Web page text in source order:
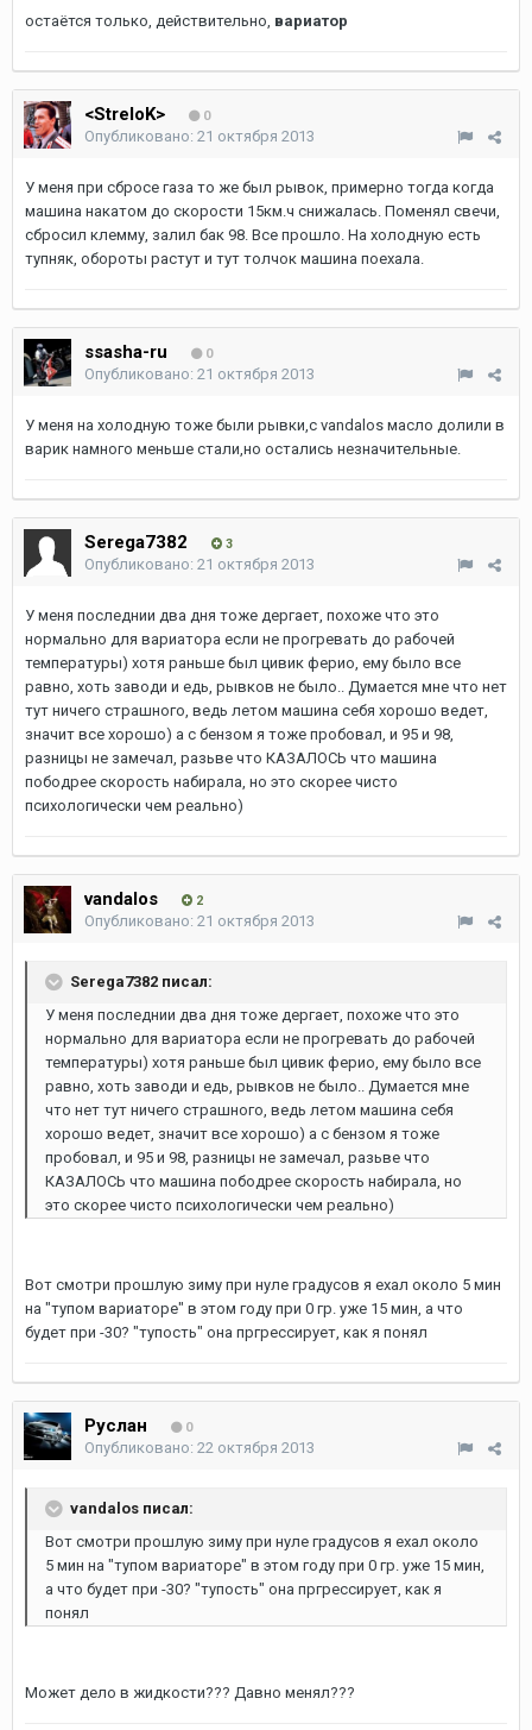
остаётся только, действительно, вариатор
<StreloK> 0
Опубликовано: 21 октября 2013
У меня при сбросе газа то же был рывок, примерно тогда когда
машина накатом до скорости 15км.ч снижалась. Поменял свечи,
сбросил клемму, залил бак 98. Все прошло. На холодную есть
тупняк, обороты растут и тут толчок машина поехала.
ssasha-ru 0
Опубликовано: 21 октября 2013
У меня на холодную тоже были рывки,с vandalos масло долили в
варик намного меньше стали,но остались незначительные.
Serega7382 3
Опубликовано: 21 октября 2013
У меня последнии два дня тоже дергает, похоже что это
нормально для вариатора если не прогревать до рабочей
температуры) хотя раньше был цивик ферио, ему было все
равно, хоть заводи и едь, рывков не было.. Думается мне что нет
тут ничего страшного, ведь летом машина себя хорошо ведет,
значит все хорошо) а с бензом я тоже пробовал, и 95 и 98,
разницы не замечал, разьве что КАЗАЛОСЬ что машина
пободрее скорость набирала, но это скорее чисто
психологически чем реально)
vandalos 2
Опубликовано: 21 октября 2013
Serega7382 писал:
У меня последнии два дня тоже дергает, похоже что это
нормально для вариатора если не прогревать до рабочей
температуры) хотя раньше был цивик ферио, ему было все
равно, хоть заводи и едь, рывков не было.. Думается мне
что нет тут ничего страшного, ведь летом машина себя
хорошо ведет, значит все хорошо) а с бензом я тоже
пробовал, и 95 и 98, разницы не замечал, разьве что
КАЗАЛОСЬ что машина пободрее скорость набирала, но
это скорее чисто психологически чем реально)
Вот смотри прошлую зиму при нуле градусов я ехал около 5 мин
на "тупом вариаторе" в этом году при 0 гр. уже 15 мин, а что
будет при -30? "тупость" она пргрессирует, как я понял
Руслан 0
Опубликовано: 22 октября 2013
vandalos писал:
Вот смотри прошлую зиму при нуле градусов я ехал около
5 мин на "тупом вариаторе" в этом году при 0 гр. уже 15 мин,
а что будет при -30? "тупость" она пргрессирует, как я
понял
Может дело в жидкости??? Давно менял???